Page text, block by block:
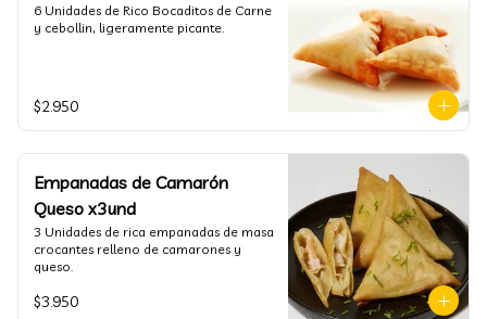
6 Unidades de Rico Bocaditos de Carne
y cebollin, ligeramente picante.
$2.950
Empanadas de Camarón
Queso x3und
3 Unidades de rica empanadas de masa
crocantes relleno de camarones y
queso.
$3.950